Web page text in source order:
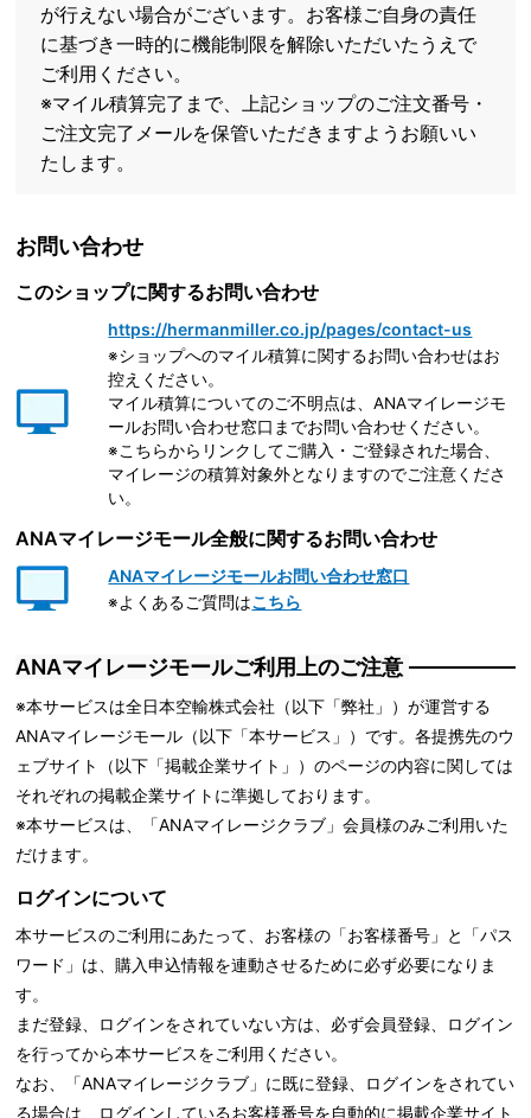
が行えない場合がございます。お客様ご自身の責任
に基づき一時的に機能制限を解除いただいたうえで
ご利用ください。
※マイル積算完了まで、上記ショップのご注文番号・
ご注文完了メールを保管いただきますようお願いい
たします。
お問い合わせ
このショップに関するお問い合わせ
https://hermanmiller.co.jp/pages/contact-us
※ショップへのマイル積算に関するお問い合わせはお
控えください。
マイル積算についてのご不明点は、ANAマイレージモ
ールお問い合わせ窓口までお問い合わせください。
※こちらからリンクしてご購入・ご登録された場合、
マイレージの積算対象外となりますのでご注意くださ
い。
ANAマイレージモール全般に関するお問い合わせ
ANAマイレージモールお問い合わせ窓口
※よくあるご質問はこちら
ANAマイレージモールご利用上のご注意
※本サービスは全日本空輸株式会社（以下「弊社」）が運営する
ANAマイレージモール（以下「本サービス」）です。各提携先のウ
ェブサイト（以下「掲載企業サイト」）のページの内容に関しては
それぞれの掲載企業サイトに準拠しております。
※本サービスは、「ANAマイレージクラブ」会員様のみご利用いた
だけます。
ログインについて
本サービスのご利用にあたって、お客様の「お客様番号」と「パス
ワード」は、購入申込情報を連動させるために必ず必要になりま
す。
まだ登録、ログインをされていない方は、必ず会員登録、ログイン
を行ってから本サービスをご利用ください。
なお、「ANAマイレージクラブ」に既に登録、ログインをされてい
る場合は、ログインしているお客様番号を自動的に掲載企業サイト